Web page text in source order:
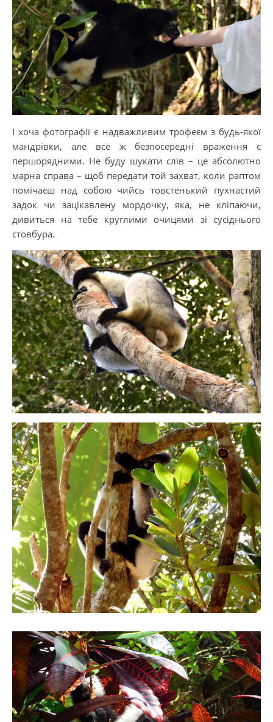
І хоча фотографії є надважливим трофеєм з будь-якої
мандрівки, але все ж безпосередні враження є
першорядними. Не буду шукати слів – це абсолютно
марна справа – щоб передати той захват, коли раптом
помічаєш над собою чийсь товстенький пухнастий
задок чи зацікавлену мордочку, яка, не кліпаючи,
дивиться на тебе круглими очицями зі сусіднього
стовбура.